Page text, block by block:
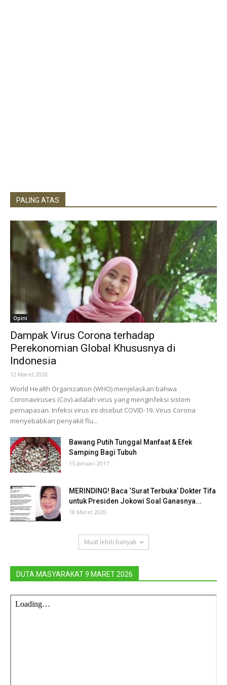
PALING ATAS
Opini
Dampak Virus Corona terhadap
Perekonomian Global Khususnya di
Indonesia
12 Maret 2020
World Health Organization (WHO) menjelaskan bahwa
Coronaviruses (Cov) adalah virus yang menginfeksi sistem
pernapasan. Infeksi virus ini disebut COVID-19. Virus Corona
menyebabkan penyakit flu...
Bawang Putih Tunggal Manfaat & Efek
Samping Bagi Tubuh
15 Januari 2017
MERINDING! Baca ‘Surat Terbuka’ Dokter Tifa
untuk Presiden Jokowi Soal Ganasnya...
18 Maret 2020
Muat lebih banyak
DUTA MASYARAKAT 9 MARET 2026